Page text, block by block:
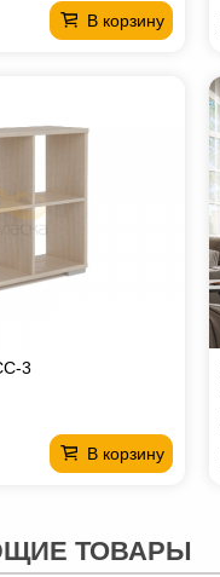
В корзину
3
В корзину
ТОВАРЫ